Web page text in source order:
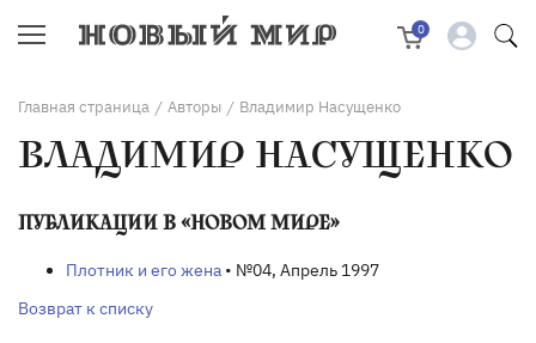
0
Главная страница / Авторы / Владимир Насущенко
ВЛАДИМИР НАСУЩЕНКО
ПУБЛИКАЦИИ В «НОВОМ МИРЕ»
Плотник и его жена • №04, Апрель 1997
Возврат к списку